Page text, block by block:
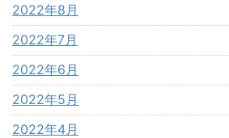
2022年8月
2022年7月
2022年6月
2022年5月
2022年4月